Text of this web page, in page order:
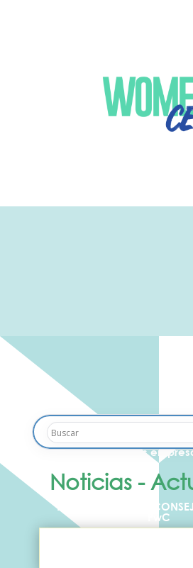
Noticias -
Cómo gestionar la
de las
PROGRAMA PARA
PwC